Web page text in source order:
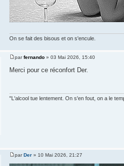
On se fait des bisous et on s'encule.
parfernando » 03 Mai 2026, 15:40
Merci pour ce réconfort Der.
"L'alcool tue lentement. On s'en fout, on a le
parDer » 10 Mai 2026, 21:27